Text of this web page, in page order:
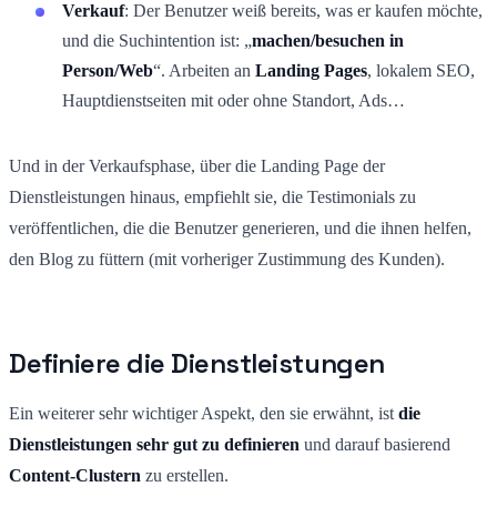
Verkauf: Der Benutzer weiß bereits, was er kaufen möchte,
und die Suchintention ist: „machen/besuchen in
Person/Web“. Arbeiten an Landing Pages, lokalem SEO,
Hauptdienstseiten mit oder ohne Standort, Ads…
Und in der Verkaufsphase, über die Landing Page der
Dienstleistungen hinaus, empfiehlt sie, die Testimonials zu
veröffentlichen, die die Benutzer generieren, und die ihnen helfen,
den Blog zu füttern (mit vorheriger Zustimmung des Kunden).
Definiere die Dienstleistungen
Ein weiterer sehr wichtiger Aspekt, den sie erwähnt, ist die
Dienstleistungen sehr gut zu definieren und darauf basierend
Content-Clustern zu erstellen.